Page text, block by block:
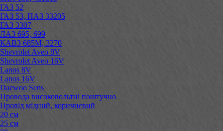
ГАЗ 52
ГАЗ 53, ПАЗ 33205
ГАЗ 3307
ЛАЗ 695, 699
КАВЗ 685М, 3270
Shevrolet Aveo 8V
Shevrolet Aveo 16V
Lanos 8V
Lanos 16V
Daewoo Sens
Провода високовольтні поштучно
Провід мідний, коричневий
20 см
25 см